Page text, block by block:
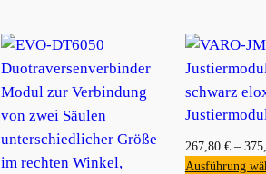
267,80 €–
Ausführung